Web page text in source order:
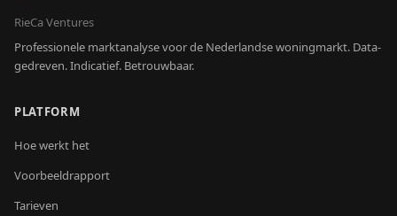
RieCa Ventures
Professionele marktanalyse voor de Nederlandse woningmarkt. Data-
gedreven. Indicatief. Betrouwbaar.
PLATFORM
Hoe werkt het
Voorbeeldrapport
Tarieven